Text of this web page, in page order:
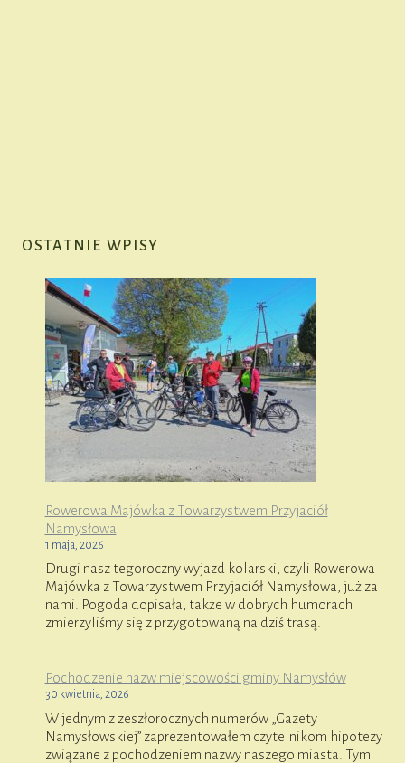
OSTATNIE WPISY
Rowerowa Majówka z Towarzystwem Przyjaciół
Namysłowa
1 maja, 2026
Drugi nasz tegoroczny wyjazd kolarski, czyli Rowerowa
Majówka z Towarzystwem Przyjaciół Namysłowa, już za
nami. Pogoda dopisała, także w dobrych humorach
zmierzyliśmy się z przygotowaną na dziś trasą.
Pochodzenie nazw miejscowości gminy Namysłów
30 kwietnia, 2026
W jednym z zeszłorocznych numerów „Gazety
Namysłowskiej” zaprezentowałem czytelnikom hipotezy
związane z pochodzeniem nazwy naszego miasta. Tym